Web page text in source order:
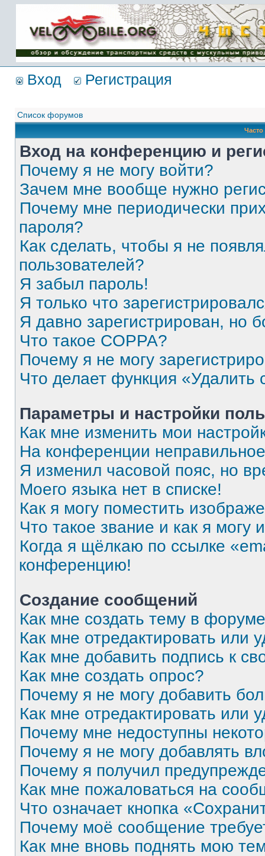
Имя пользователя:
Пароль:
{ LOG_ME_IN_SHORT
}
Вход Регистрация
Список форумов
Вход на конференцию и
Почему я не могу войти?
Зачем мне вообще нужно
Почему мне периодически
пароля?
Как сделать, чтобы я не
пользователей?
Я забыл пароль!
Я только что
Я давно зарегистрирован, но
Что такое COPPA?
Почему я не могу
Что делает функция
Параметры и настройки
Как мне изменить мои
На конференции
Я изменил часовой пояс, но
Моего языка нет в списке!
Как я могу поместить
Что такое звание и как я могу
Когда я щёлкаю по ссылке
конференцию!
Создание сообщений
Как мне создать тему в
Как мне отредактировать или
Как мне добавить подпись к
Как мне создать опрос?
Почему я не могу добавить
Как мне отредактировать или
Почему мне недоступны
Почему я не могу добавлять
Почему я получил
Как мне пожаловаться на
Что означает кнопка
Почему моё сообщение
Как мне вновь поднять мою